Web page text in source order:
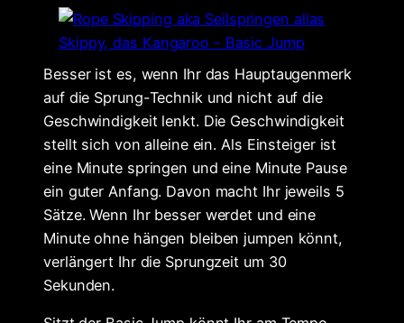
Besser ist es, wenn Ihr das Hauptaugenmerk
auf die Sprung-Technik und nicht auf die
Geschwindigkeit lenkt. Die Geschwindigkeit
stellt sich von alleine ein. Als Einsteiger ist
eine Minute springen und eine Minute Pause
ein guter Anfang. Davon macht Ihr jeweils 5
Sätze. Wenn Ihr besser werdet und eine
Minute ohne hängen bleiben jumpen könnt,
verlängert Ihr die Sprungzeit um 30
Sekunden.